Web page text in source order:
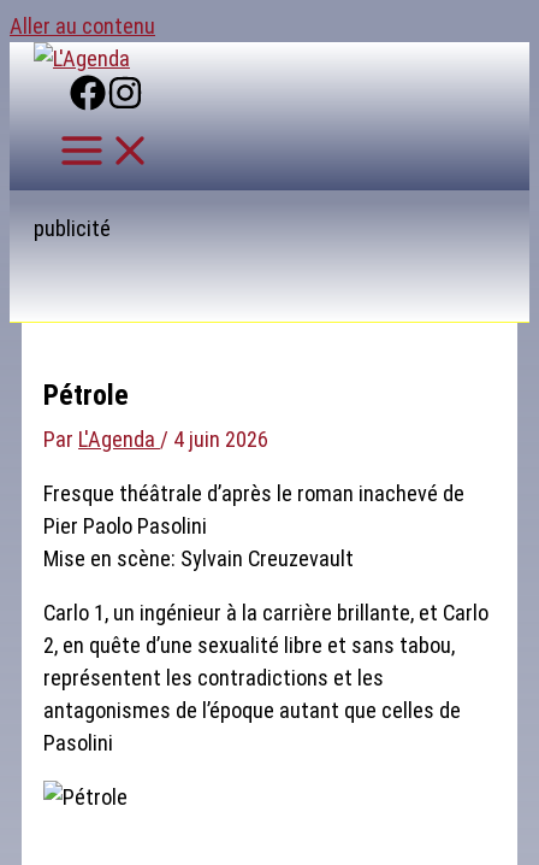
Aller au contenu
publicité
Pétrole
Par L'Agenda / 4 juin 2026
Fresque théâtrale d’après le roman inachevé de
Pier Paolo Pasolini
Mise en scène: Sylvain Creuzevault
Carlo 1, un ingénieur à la carrière brillante, et Carlo
2, en quête d’une sexualité libre et sans tabou,
représentent les contradictions et les
antagonismes de l’époque autant que celles de
Pasolini